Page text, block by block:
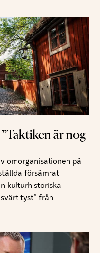
är nog
omorganisationen på
försämrat
kulturhistoriska
tyst” från